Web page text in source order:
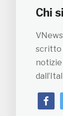
Chi
scritto
notizie